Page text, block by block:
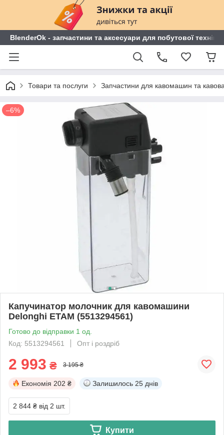
BlenderOk - запчастини та аксесуари для побутової техніки
Товари та послуги Запчастини для кавомашин та
–6%
Капучинатор молочник для кавомашини
Delonghi ETAM (5513294561)
Готово до відправки 1 од.
Код: 5513294561
Опт і роздріб
2 993 ₴ 3 195 ₴
Економія 202 ₴ Залишилось 25 днів
2 844 ₴ від 2 шт.
Купити